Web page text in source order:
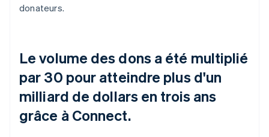
donateurs.
Le volume des dons a été multiplié
par 30 pour atteindre plus d'un
milliard de dollars en trois ans
grâce à Connect.